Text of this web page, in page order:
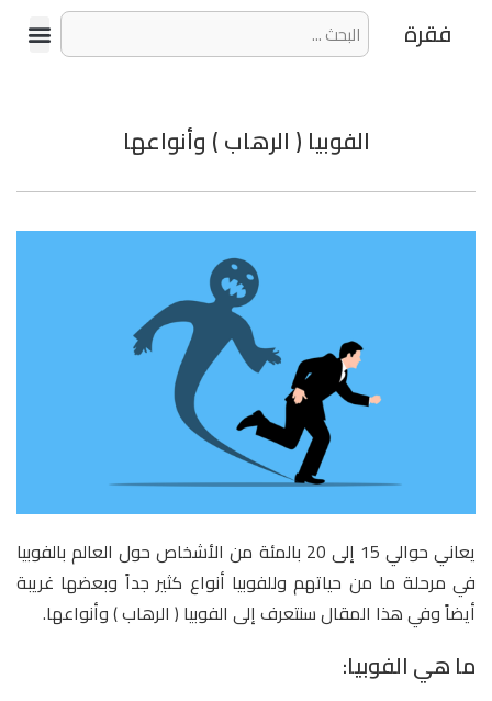
فقرة
الفوبيا ( الرهاب ) وأنواعها
يعاني حوالي 15 إلى 20 بالمئة من الأشخاص حول العالم بالفوبيا
في مرحلة ما من حياتهم وللفوبيا أنواع كثير جداً وبعضها غريبة
أيضاً وفي هذا المقال سنتعرف إلى الفوبيا ( الرهاب ) وأنواعها.
ما هي الفوبيا: